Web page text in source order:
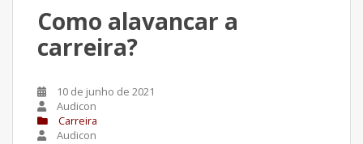
Como alavancar a
carreira?
10 de junho de 2021
Audicon
Carreira
Audicon